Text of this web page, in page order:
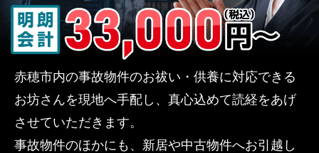
赤穂市内の事故物件のお祓い・供養に対応できる
お坊さんを現地へ手配し、真心込めて読経をあげ
させていただきます。
事故物件のほかにも、新居や中古物件へお引越し